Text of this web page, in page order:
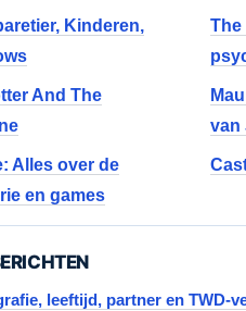
Kinderen,
The
And The
van
Alles over de
en games
leeftijd, partner en TWD-